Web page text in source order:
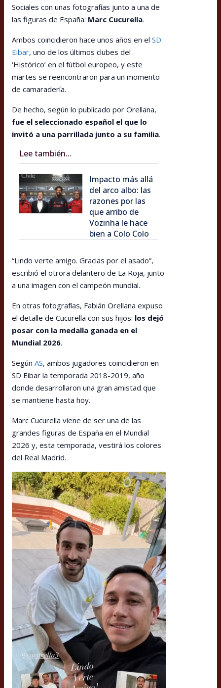
Sociales con unas fotografías junto a una de
las figuras de España: Marc Cucurella.
Ambos coincidieron hace unos años en el SD
Eibar, uno de los últimos clubes del
‘Histórico’ en el fútbol europeo, y este
martes se reencontraron para un momento
de camaradería.
De hecho, según lo publicado por Orellana,
fue el seleccionado español el que lo
invitó a una parrillada junto a su familia.
Lee también...
Impacto más allá
del arco albo: las
razones por las
que arribo de
Vozinha le hace
bien a Colo Colo
“Lindo verte amigo. Gracias por el asado”,
escribió el otrora delantero de La Roja, junto
a una imagen con el campeón mundial.
En otras fotografías, Fabián Orellana expuso
el detalle de Cucurella con sus hijos: los dejó
posar con la medalla ganada en el
Mundial 2026.
Según AS, ambos jugadores coincidieron en
SD Eibar la temporada 2018-2019, año
donde desarrollaron una gran amistad que
se mantiene hasta hoy.
Marc Cucurella viene de ser una de las
grandes figuras de España en el Mundial
2026 y, esta temporada, vestirá los colores
del Real Madrid.